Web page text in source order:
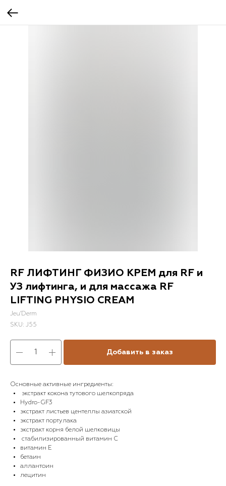
RF ЛИФТИНГ ФИЗИО КРЕМ для RF и
УЗ лифтинга, и для массажа RF
LIFTING PHYSIO CREAM
Jeu’Derm
SKU: J55
Добавить в заказ
Основные активные ингредиенты:
экстракт кокона тутового шелкопряда
Hydro-GF3
экстракт листьев центеллы азиатской
экстракт портулака
экстракт корня белой шелковицы
стабилизированный витамин С
витамин Е
бетаин
аллантоин
лецитин